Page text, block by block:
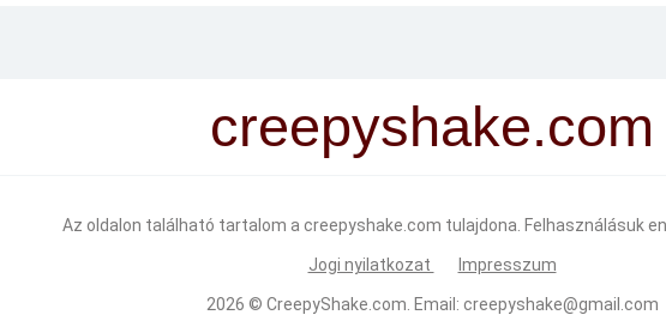
creepyshake.com
Az oldalon található tartalom a creepyshake.com tulajdona. Felhasználásuk
Jogi nyilatkozat Impresszum
2026 © CreepyShake.com . Email: creepyshake@gmail.com